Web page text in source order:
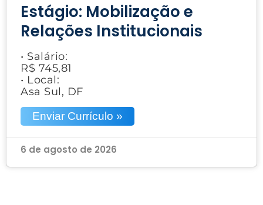
Estágio: Mobilização e
Relações Institucionais
• Salário:
R$ 745,81
• Local:
Asa Sul, DF
Enviar Currículo »
6 de agosto de 2026